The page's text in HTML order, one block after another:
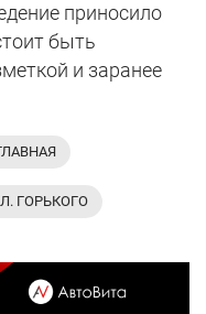
приносило
быть
и заранее
ГОРЬКОГО